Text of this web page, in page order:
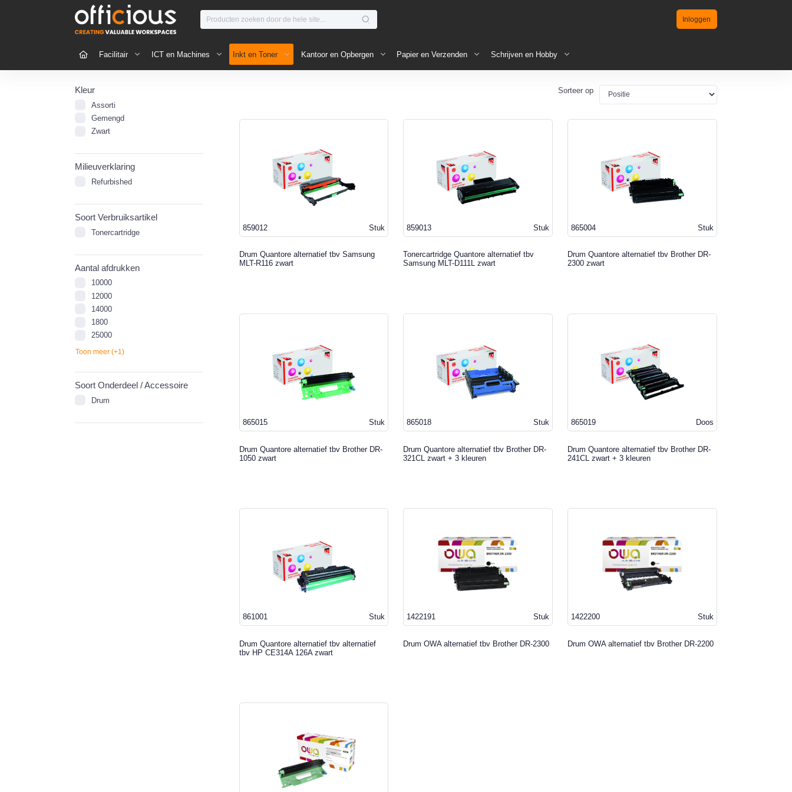
Inloggen
Facilitair ICT en Machines Inkt en Toner Kantoor en Opbergen Papier en Verzenden Schrijven en Hobby
Kleur
Assorti
Gemengd
Zwart
Milieuverklaring
Refurbished
Soort Verbruiksartikel
Tonercartridge
Aantal afdrukken
10000
12000
14000
1800
25000
Toon meer (+1)
Soort Onderdeel / Accessoire
Drum
Sorteer op
Stuk
859012
Drum Quantore alternatief tbv Samsung
MLT-R116 zwart
Stuk
859013
Tonercartridge Quantore alternatief tbv
Samsung MLT-D111L zwart
Stuk
865004
Drum Quantore alternatief tbv Brother DR-
2300 zwart
Stuk
865015
Drum Quantore alternatief tbv Brother DR-
1050 zwart
Stuk
865018
Drum Quantore alternatief tbv Brother DR-
321CL zwart + 3 kleuren
Doos
865019
Drum Quantore alternatief tbv Brother DR-
241CL zwart + 3 kleuren
Stuk
861001
Drum Quantore alternatief tbv alternatief
tbv HP CE314A 126A zwart
Stuk
1422191
Drum OWA alternatief tbv Brother DR-2300
Stuk
1422200
Drum OWA alternatief tbv Brother DR-2200